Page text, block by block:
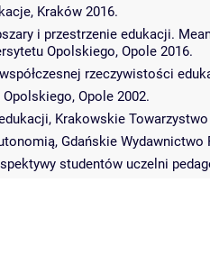
Kraków 2016.
i przestrzenie edukacji.
Opolskiego, Opole 2016.
rzeczywistości
Opole 2002.
Krakowskie
Gdańskie Wydawnictwo
studentów uczelni